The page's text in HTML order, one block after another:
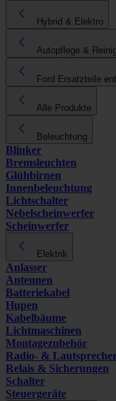
Hybrid & Elektro
Autopflege &
Ford Ersatzteile
Alle Produkte
Beleuchtung
Blinker
Bremsleuchten
Glühbirnen
Innenbeleuchtung
Lichtschalter
Nebelscheinwerfer
Scheinwerfer
Elektrik
Anlasser
Antennen
Batteriekabel
Hupen
Kabelbäume
Lichtmaschinen
Montagezubehör
Radio- &
Relais & Sicherungen
Schalter
Steuergeräte